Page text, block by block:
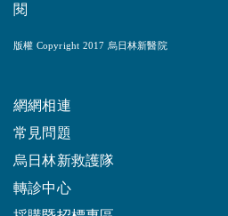
閱
版權 Copyright 2017 烏日林新醫院
網網相連
常見問題
烏日林新救護隊
轉診中心